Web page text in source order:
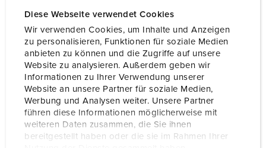
Diese Webseite verwendet Cookies
Wir verwenden Cookies, um Inhalte und Anzeigen
zu personalisieren, Funktionen für soziale Medien
anbieten zu können und die Zugriffe auf unsere
Website zu analysieren. Außerdem geben wir
Informationen zu Ihrer Verwendung unserer
Website an unsere Partner für soziale Medien,
Werbung und Analysen weiter. Unsere Partner
führen diese Informationen möglicherweise mit
weiteren Daten zusammen, die Sie ihnen
bereitgestellt haben oder die sie im Rahmen Ihrer
Polen 3 p
110 V
Uurstand 4 h
Hertz 50-60 Hz
Aansluittechniek schroefklemmen
Contacten standaard